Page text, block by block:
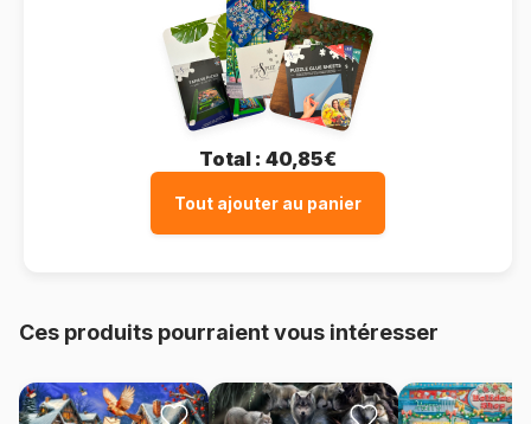
Total : 40,85€
Tout ajouter au panier
Ces produits pourraient vous intéresser